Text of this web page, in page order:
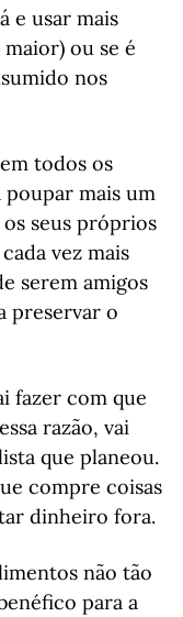
e usar mais
ou se é
nos
todos os
poupar mais um
seus próprios
vez mais
serem amigos
preservar o
fazer com que
razão, vai
que planeou.
compre coisas
dinheiro fora.
não tão
para a